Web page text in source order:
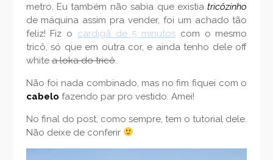
metro. Eu também não sabia que existiatricôzinho
de máquina assim pra vender, foi um achado tão
feliz! Fiz o cardigã de 5 minutos com o mesmo
tricô, só que em outra cor, e ainda tenho dele off
whitea loka do tricô.
Não foi nada combinado, mas no fim fiquei com o
cabelo fazendo par pro vestido. Amei!
No final do post, como sempre, tem o tutorial dele.
Não deixe de conferir